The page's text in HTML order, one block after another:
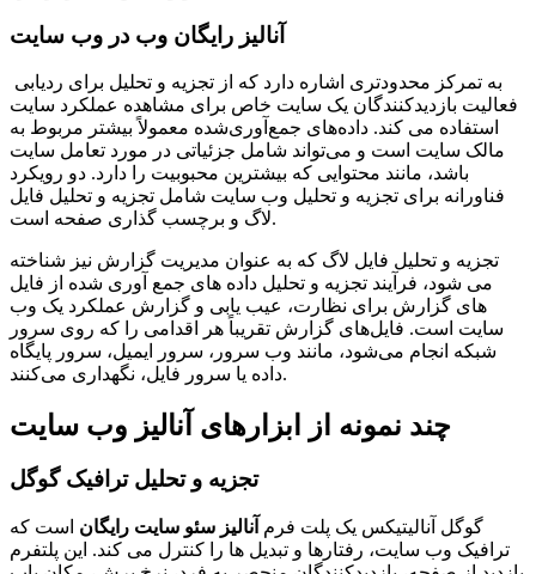
آنالیز رایگان وب در وب سایت
فعالیت بازدیدکنندگان یک سایت خاص برای مشاهده عملکرد سایت
استفاده می کند. داده‌های جمع‌آوری‌شده معمولاً بیشتر مربوط به
مالک سایت است و می‌تواند شامل جزئیاتی در مورد تعامل سایت
باشد، مانند محتوایی که بیشترین محبوبیت را دارد. دو رویکرد
فناورانه برای تجزیه و تحلیل وب سایت شامل تجزیه و تحلیل فایل
لاگ و برچسب گذاری صفحه است.
تجزیه و تحلیل فایل لاگ که به عنوان مدیریت گزارش نیز شناخته
می شود، فرآیند تجزیه و تحلیل داده های جمع آوری شده از فایل
های گزارش برای نظارت، عیب یابی و گزارش عملکرد یک وب
سایت است. فایل‌های گزارش تقریباً هر اقدامی را که روی سرور
شبکه انجام می‌شود، مانند وب سرور، سرور ایمیل، سرور پایگاه
داده یا سرور فایل، نگهداری می‌کنند.
چند نمونه از ابزارهای آنالیز وب سایت
تجزیه و تحلیل ترافیک گوگل
گوگل آنالیتیکس یک پلت فرم آنالیز سئو سایت رایگان است که
ترافیک وب سایت، رفتارها و تبدیل ها را کنترل می کند. این پلتفرم